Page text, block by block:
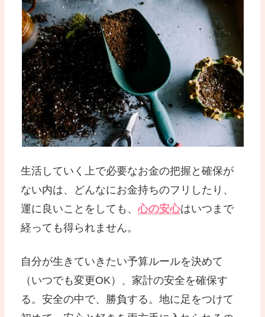
生活していく上で必要なお金の把握と確保が
ない内は、どんなにお金持ちのフリしたり、
運に良いことをしても、心の安心はいつまで
経っても得られません。
自分が生きていきたい予算ルールを決めて
（いつでも変更OK）、家計の安全を確保す
る。安全の中で、勝負する。地に足をつけて